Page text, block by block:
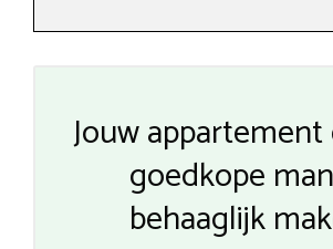
Jouw
goedkope
behaaglijk